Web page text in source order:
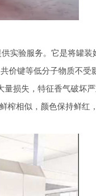
实验服务。它是将罐
价键等低分子物质不受
损失，特征香气破坏
榨相似，颜色保持鲜红